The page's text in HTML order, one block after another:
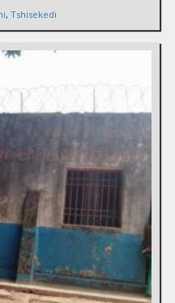
, Tshisekedi